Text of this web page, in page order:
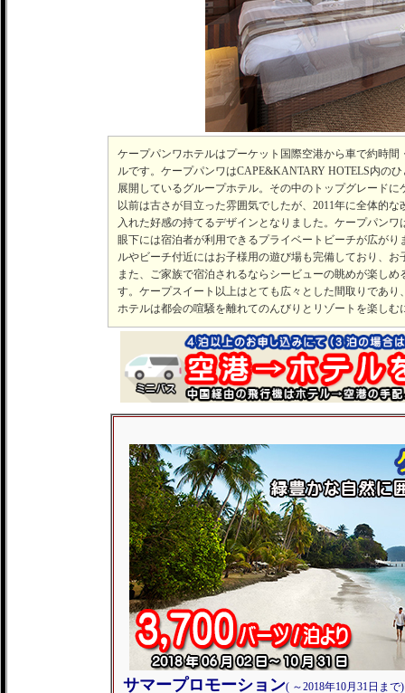
ケープパンワホテルはプーケット国際空港から車で約時
ルです。ケープパンワはCAPE&KANTARY HOTELS内の
展開しているグループホテル。その中のトップグレード
以前は古さが目立った雰囲気でしたが、2011年に全体的
入れた好感の持てるデザインとなりました。ケープパン
眼下には宿泊者が利用できるプライベートビーチが広が
ルやビーチ付近にはお子様用の遊び場も完備しており、
また、ご家族で宿泊されるならシービューの眺めが楽し
す。ケープスイート以上はとても広々とした間取りであ
ホテルは都会の喧騒を離れてのんびりとリゾートを楽しむ
サマープロモーション( ～2018年10月31日ま